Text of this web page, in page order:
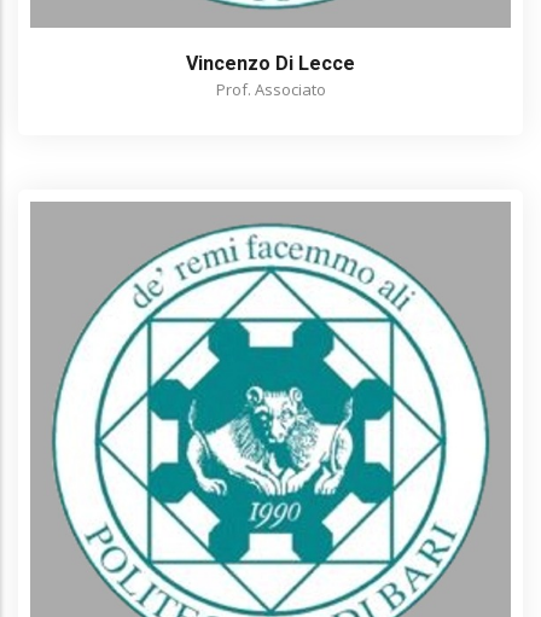
Vincenzo Di Lecce
Prof. Associato